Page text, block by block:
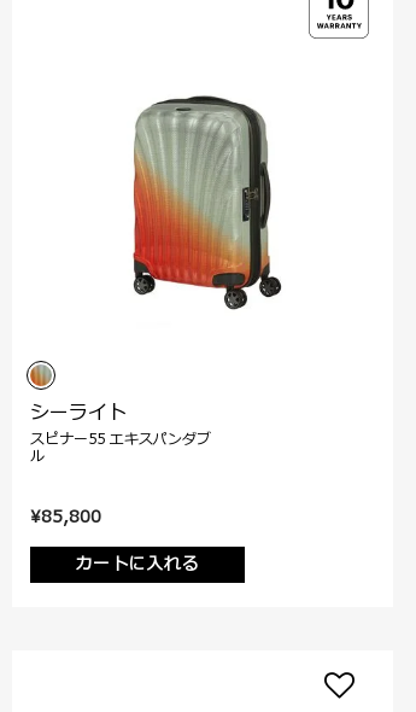
¥85,800
カートに入れる
シーライト
スピナー55 エキスパンダブ
ル